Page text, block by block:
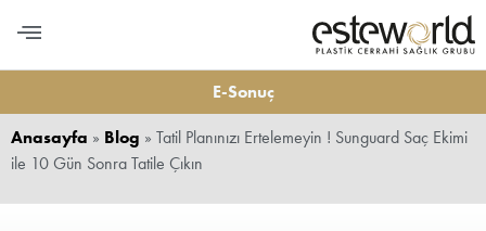
E-Sonuç
Anasayfa » Blog » Tatil Planınızı Ertelemeyin ! Sunguard Saç Ekimi
ile 10 Gün Sonra Tatile Çıkın